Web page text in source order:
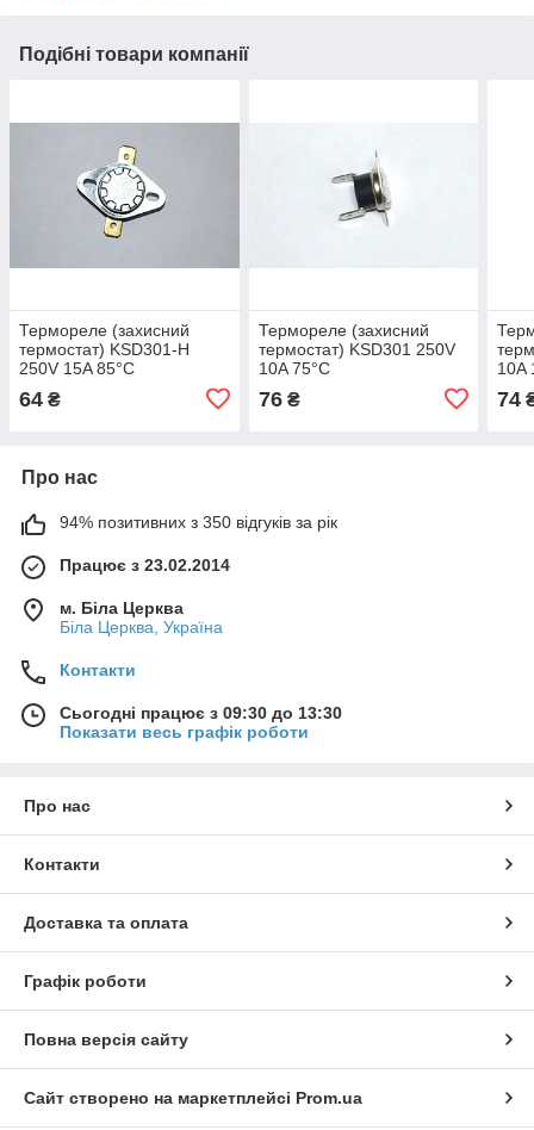
Подібні товари компанії
Термореле (захисний
термостат) KSD301-H
250V 15A 85°C
64 ₴
Термореле (захисний
термостат) KSD301 250V
10A 75°C
76₴
10A
74
Про нас
94% позитивних з 350 відгуків за рік
Працює з 23.02.2014
м. Біла Церква
Біла Церква, Україна
Контакти
Сьогодні працює з 09:30 до 13:30
Показати весь графік роботи
Про нас
Контакти
Доставка та оплата
Графік роботи
Повна версія сайту
Сайт створено на маркетплейсі Prom.ua